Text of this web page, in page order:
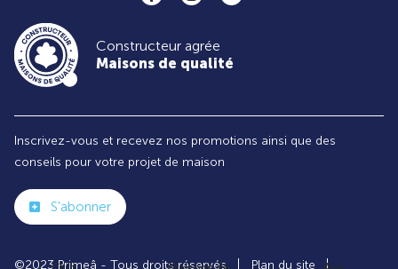
Constructeur agrée
Maisons de qualité
Inscrivez-vous et recevez nos promotions ainsi que des
conseils pour votre projet de maison
S'abonner
©2023 Primeâ - Tous droits réservés Plan du site